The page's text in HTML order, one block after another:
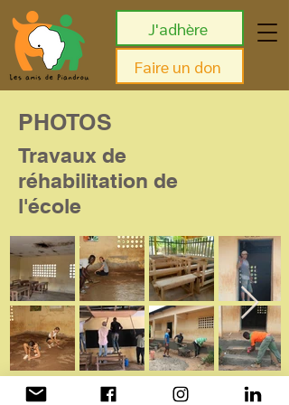
J'adhère
Faire un don
PHOTOS
Travaux de
réhabilitation de
l'école